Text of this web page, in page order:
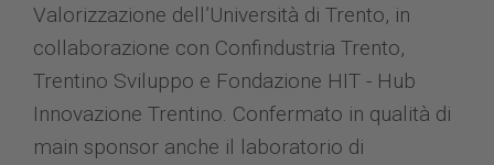
Valorizzazione dell’Università di Trento, in
collaborazione con Confindustria Trento,
Trentino Sviluppo e Fondazione HIT - Hub
Innovazione Trentino. Confermato in qualità di
main sponsor anche il laboratorio di